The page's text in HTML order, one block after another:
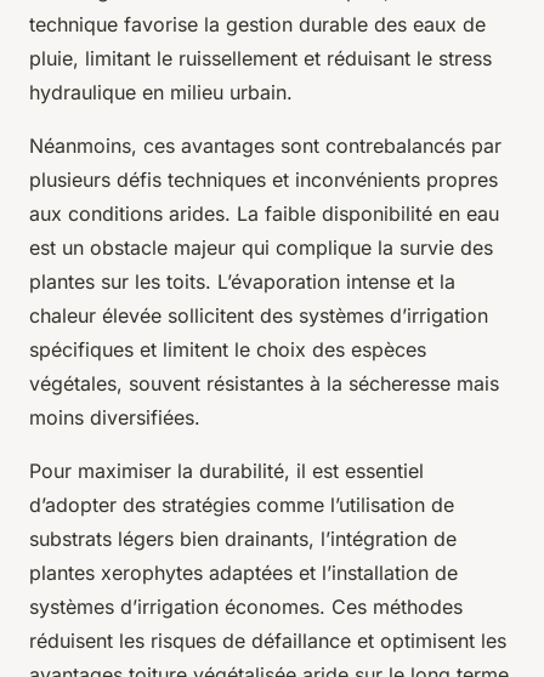
technique favorise la gestion durable des eaux de
pluie, limitant le ruissellement et réduisant le stress
hydraulique en milieu urbain.
Néanmoins, ces avantages sont contrebalancés par
plusieurs défis techniques et inconvénients propres
aux conditions arides. La faible disponibilité en eau
est un obstacle majeur qui complique la survie des
plantes sur les toits. L’évaporation intense et la
chaleur élevée sollicitent des systèmes d’irrigation
spécifiques et limitent le choix des espèces
végétales, souvent résistantes à la sécheresse mais
moins diversifiées.
Pour maximiser la durabilité, il est essentiel
d’adopter des stratégies comme l’utilisation de
substrats légers bien drainants, l’intégration de
plantes xerophytes adaptées et l’installation de
systèmes d’irrigation économes. Ces méthodes
réduisent les risques de défaillance et optimisent les